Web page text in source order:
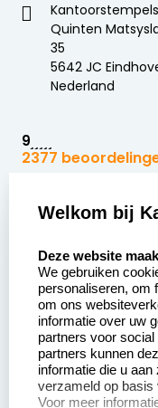
Quinten
35
5642 JC
Nederland
9
2377
Zakelijk:
Aanvraag op
Betaling &
Verzending
Wederverkoper
worden
Sale
Welkom bij
Deze website
We gebruiken
personaliseren, om
om ons
informatie over uw
partners voor
partners kunnen
informatie die u
verzameld op basis
Voor meer